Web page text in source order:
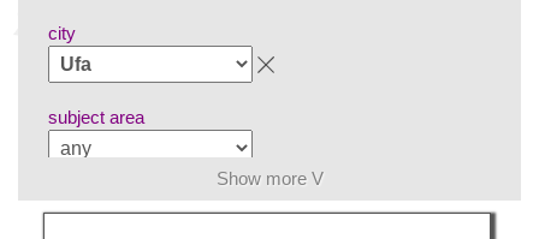
city
subject area
language
Show more V